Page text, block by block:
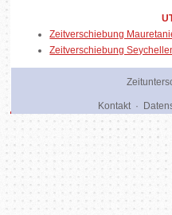
Zeitverschiebung
Zeitverschiebung
Kontakt·